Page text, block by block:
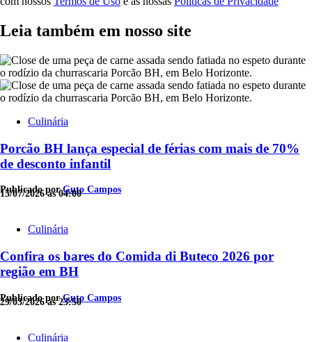
Leia também em nosso site
Culinária
Porcão BH lança especial de férias com mais de 70%
de desconto infantil
Publicado porGuto Campos
15/07/2026 às 04:00
Culinária
Confira os bares do Comida di Buteco 2026 por
região em BH
Publicado porGuto Campos
29/03/2026 às 23:50
Culinária